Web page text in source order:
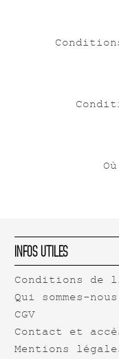
Infos Utiles
Conditions de
Qui sommes-nous
CGV
Contact et
Mentions